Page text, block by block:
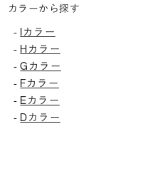
カラーから探す
- Iカラー
- Hカラー
-Gカラー
- Fカラー
- Eカラー
- Dカラー